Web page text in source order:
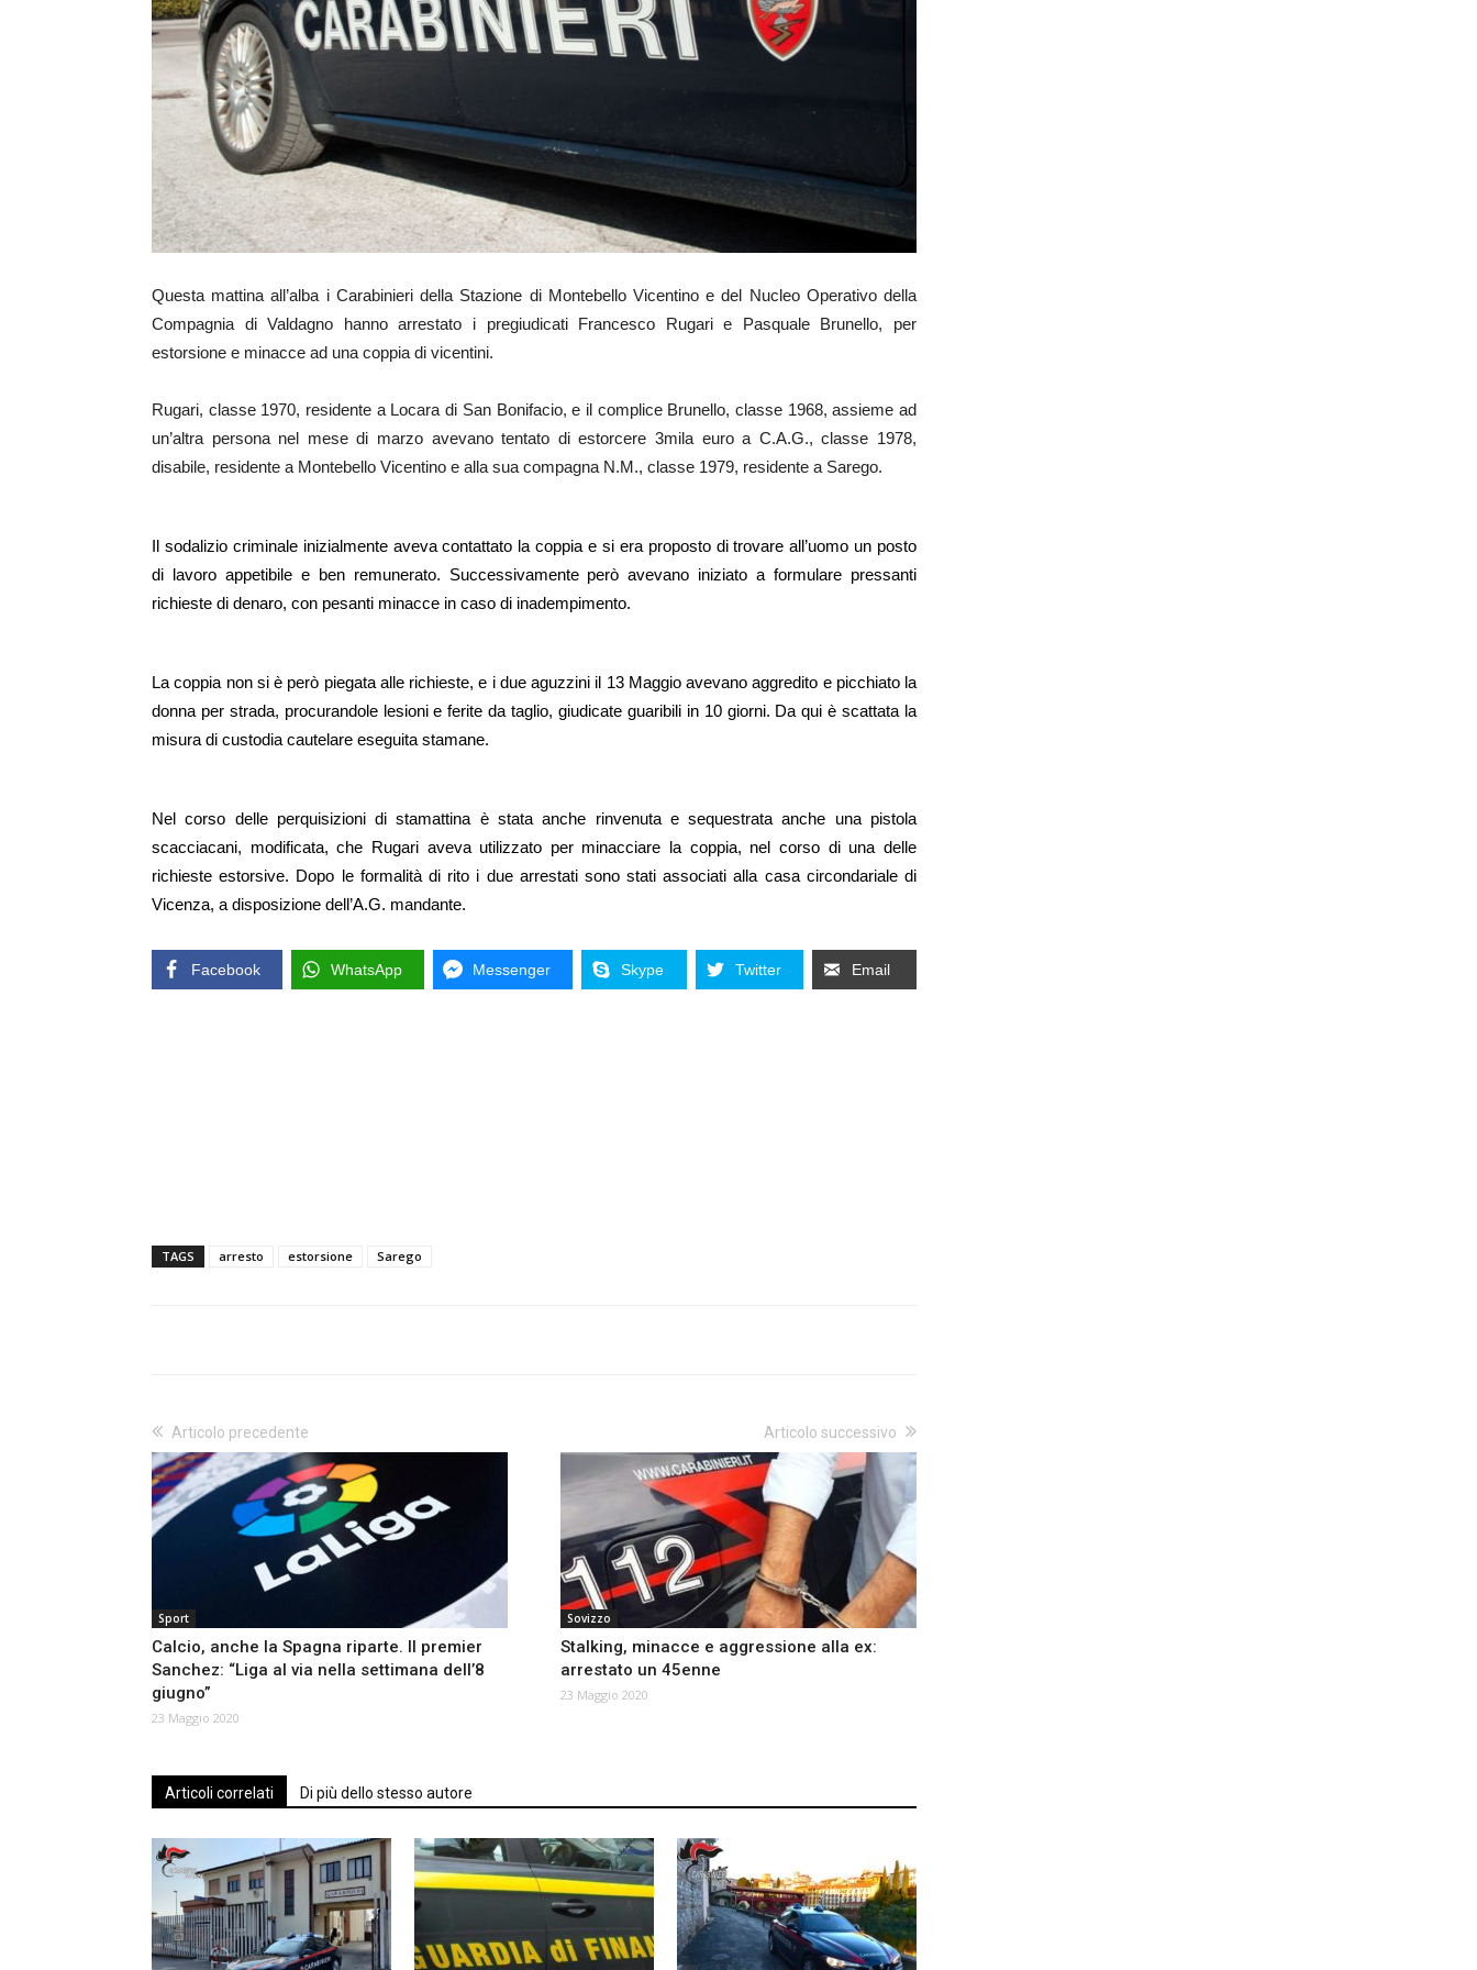
Questa mattina all’alba i Carabinieri della Stazione di Montebello Vicentino e del Nucleo Operativo della
Compagnia di Valdagno hanno arrestato i pregiudicati Francesco Rugari e Pasquale Brunello, per
estorsione e minacce ad una coppia di vicentini.
Rugari, classe 1970, residente a Locara di San Bonifacio, e il complice Brunello, classe 1968, assieme ad
un’altra persona nel mese di marzo avevano tentato di estorcere 3mila euro a C.A.G., classe 1978,
disabile, residente a Montebello Vicentino e alla sua compagna N.M., classe 1979, residente a Sarego.
Il sodalizio criminale inizialmente aveva contattato la coppia e si era proposto di trovare all’uomo un posto
di lavoro appetibile e ben remunerato. Successivamente però avevano iniziato a formulare pressanti
richieste di denaro, con pesanti minacce in caso di inadempimento.
La coppia non si è però piegata alle richieste, e i due aguzzini il 13 Maggio avevano aggredito e picchiato la
donna per strada, procurandole lesioni e ferite da taglio, giudicate guaribili in 10 giorni. Da qui è scattata la
misura di custodia cautelare eseguita stamane.
Nel corso delle perquisizioni di stamattina è stata anche rinvenuta e sequestrata anche una pistola
scacciacani, modificata, che Rugari aveva utilizzato per minacciare la coppia, nel corso di una delle
richieste estorsive. Dopo le formalità di rito i due arrestati sono stati associati alla casa circondariale di
Vicenza, a disposizione dell’A.G. mandante.
Facebook WhatsApp Messenger Skype Twitter Email
TAGS arresto estorsione Sarego
Articolo precedente
Sport
Calcio, anche la Spagna riparte. Il premier
Sanchez: “Liga al via nella settimana dell’8
giugno”
23 Maggio 2020
Articolo successivo
Sovizzo
Stalking, minacce e aggressione alla ex:
arrestato un 45enne
23 Maggio 2020
Articoli correlati Di più dello stesso autore